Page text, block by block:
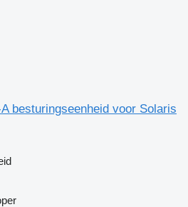
besturingseenheid voor Solaris